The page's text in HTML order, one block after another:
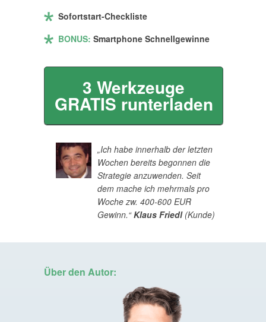
Sofortstart-Checkliste
BONUS: Smartphone Schnellgewinne
3 Werkzeuge
GRATIS runterladen
„Ich habe innerhalb der letzten
Wochen bereits begonnen die
Strategie anzuwenden. Seit
dem mache ich mehrmals pro
Woche zw. 400-600 EUR
Gewinn.“Klaus Friedl(Kunde)
Über den Autor: